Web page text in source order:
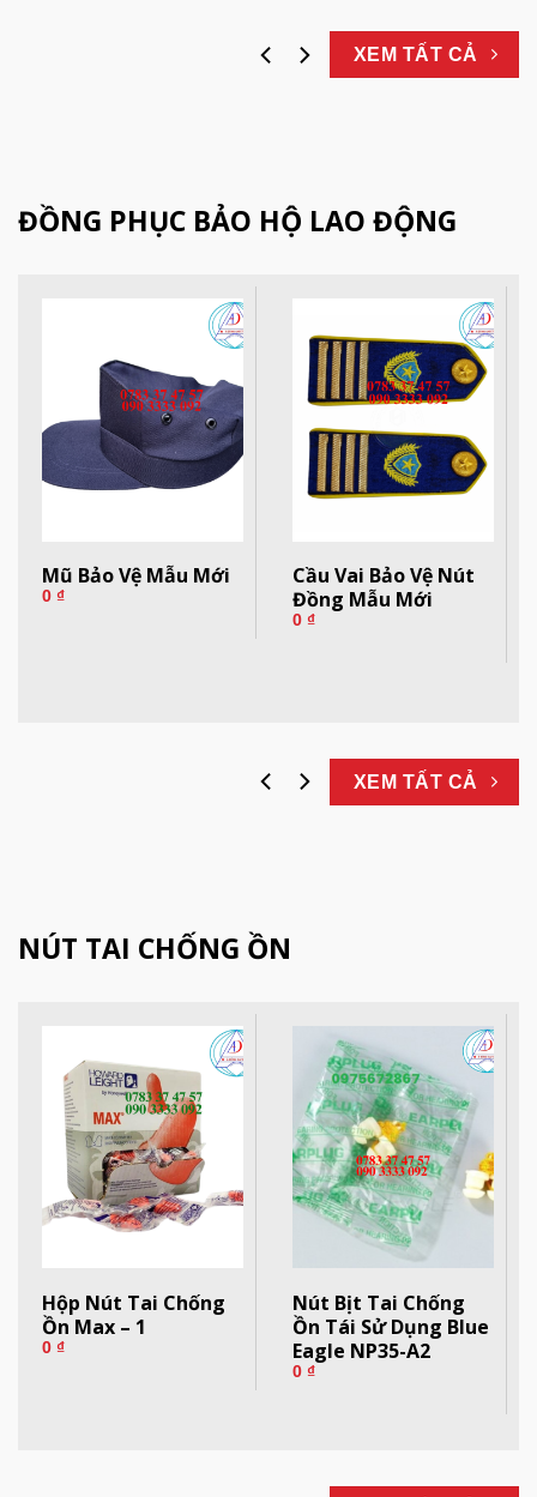
XEM TẤT CẢ
ĐỒNG PHỤC BẢO HỘ LAO ĐỘNG
Mũ Bảo Vệ Mẫu Mới
0 ₫
Cầu Vai Bảo Vệ Nút
Đồng Mẫu Mới
0 ₫
XEM TẤT CẢ
NÚT TAI CHỐNG ỒN
Hộp Nút Tai Chống
Ồn Max – 1
0 ₫
Nút Bịt Tai Chống
Ồn Tái Sử Dụng Blue
Eagle NP35-A2
0 ₫